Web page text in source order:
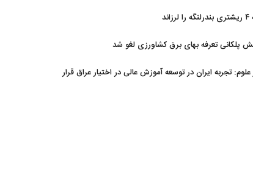
پلکانی تعرفه بهای برق کشاورزی لغو شد
علوم: تجربه ایران در توسعه آموزش عالی در اختیار عراق قرار